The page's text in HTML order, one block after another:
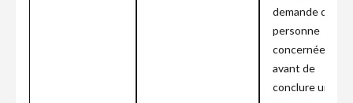
demande de la
personne
concernée
avant de
conclure un